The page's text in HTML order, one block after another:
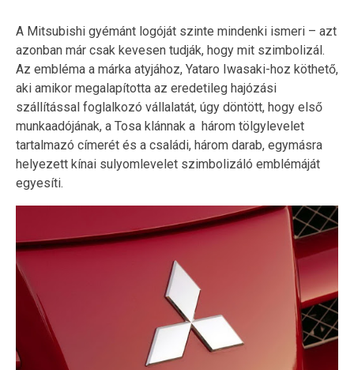
A Mitsubishi gyémánt logóját szinte mindenki ismeri – azt
azonban már csak kevesen tudják, hogy mit szimbolizál.
Az embléma a márka atyjához, Yataro Iwasaki-hoz köthető,
aki amikor megalapította az eredetileg hajózási
szállítással foglalkozó vállalatát, úgy döntött, hogy első
munkaadójának, a Tosa klánnak a három tölgylevelet
tartalmazó címerét és a családi, három darab, egymásra
helyezett kínai sulyomlevelet szimbolizáló emblémáját
egyesíti.